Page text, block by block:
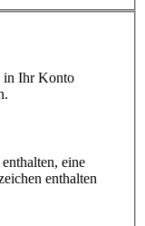
in Ihr Konto
eine
enthalten